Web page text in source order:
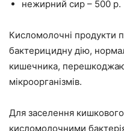
нежирний сир – 500 р.
Кисломолочні продукти
бактерицидну дію,
кишечника,
мікроорганізмів.
Для заселення
кисломолочними